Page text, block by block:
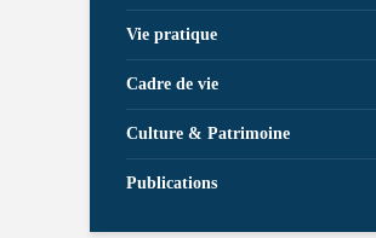
Vie pratique
Cadre de vie
Culture & Patrimoine
Publications